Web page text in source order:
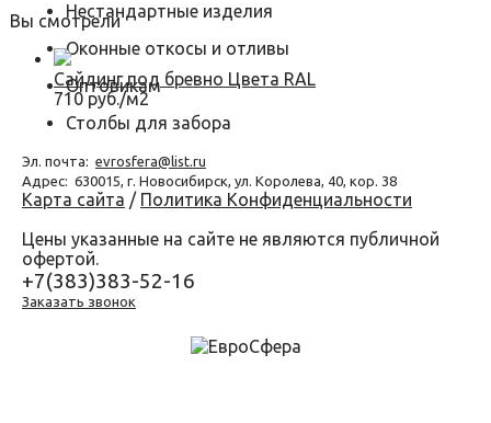
Вы смотрели
Сайдинг под бревно Цвета RAL
710 руб./м2
Нестандартные изделия
Оконные откосы и отливы
Оптовикам
Столбы для забора
Эл. почта: evrosfera@list.ru
Адрес: 630015, г. Новосибирск, ул. Королева, 40, кор. 38
Карта сайта / Политика Конфиденциальности
Цены указанные на сайте не являются публичной
офертой.
+7(383)383-52-16
Заказать звонок